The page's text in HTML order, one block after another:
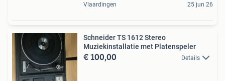
Vlaardingen 25 jun 26
Schneider TS 1612 Stereo
Muziekinstallatie met Platenspeler
€ 100,00 Details